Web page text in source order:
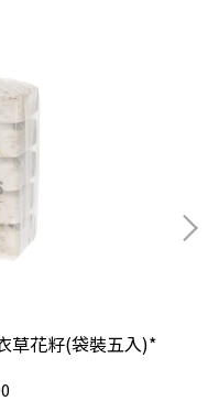
草花籽(袋裝五入)*